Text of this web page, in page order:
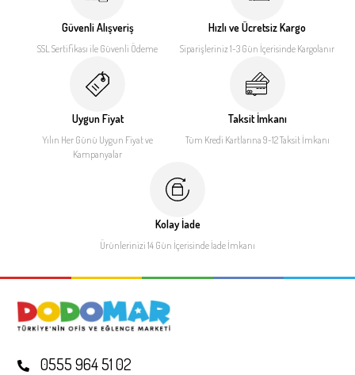
Güvenli Alışveriş
SSL Sertifikası ile Güvenli Ödeme
Hızlı ve Ücretsiz Kargo
Siparişleriniz 1-3 Gün İçerisinde Kargolanır
Uygun Fiyat
Yılın Her Günü Uygun Fiyatve
Kampanyalar
Taksit İmkanı
Tüm Kredi Kartlarına 9-12Taksit İmkanı
Kolay İade
Ürünlerinizi 14 Gün İçerisinde İade İmkanı
0555 964 51 02